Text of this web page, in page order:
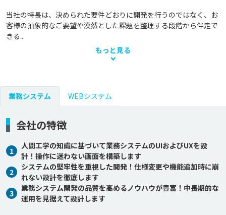
当社の特長は、決められた要件どおりに開発を行うのではなく、お
客様の抽象的なご要望や漠然とした課題を整理する段階から伴走で
きる...
もっと見る
業務システム WEBシステム
会社の特徴
1
人間工学の知識に基づいて業務システムのUIおよびUXを設
計！操作に迷わない画面を構築します
2
システムの堅牢性を重視した開発！仕様変更や機能追加時に崩
れない設計を徹底します
3
業務システム開発の品質を高めるノウハウが豊富！中長期的な
運用を見据えて設計します